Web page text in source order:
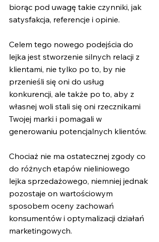
biorąc pod uwagę takie czynniki, jak
satysfakcja, referencje i opinie.
Celem tego nowego podejścia do
lejka jest stworzenie silnych relacji z
klientami, nie tylko po to, by nie
przenieśli się oni do usług
konkurencji, ale także po to, aby z
własnej woli stali się oni rzecznikami
Twojej marki i pomagali w
generowaniu potencjalnych klientów.
Chociaż nie ma ostatecznej zgody co
do różnych etapów nieliniowego
lejka sprzedażowego, niemniej jednak
pozostaje on wartościowym
sposobem oceny zachowań
konsumentów i optymalizacji działań
marketingowych.